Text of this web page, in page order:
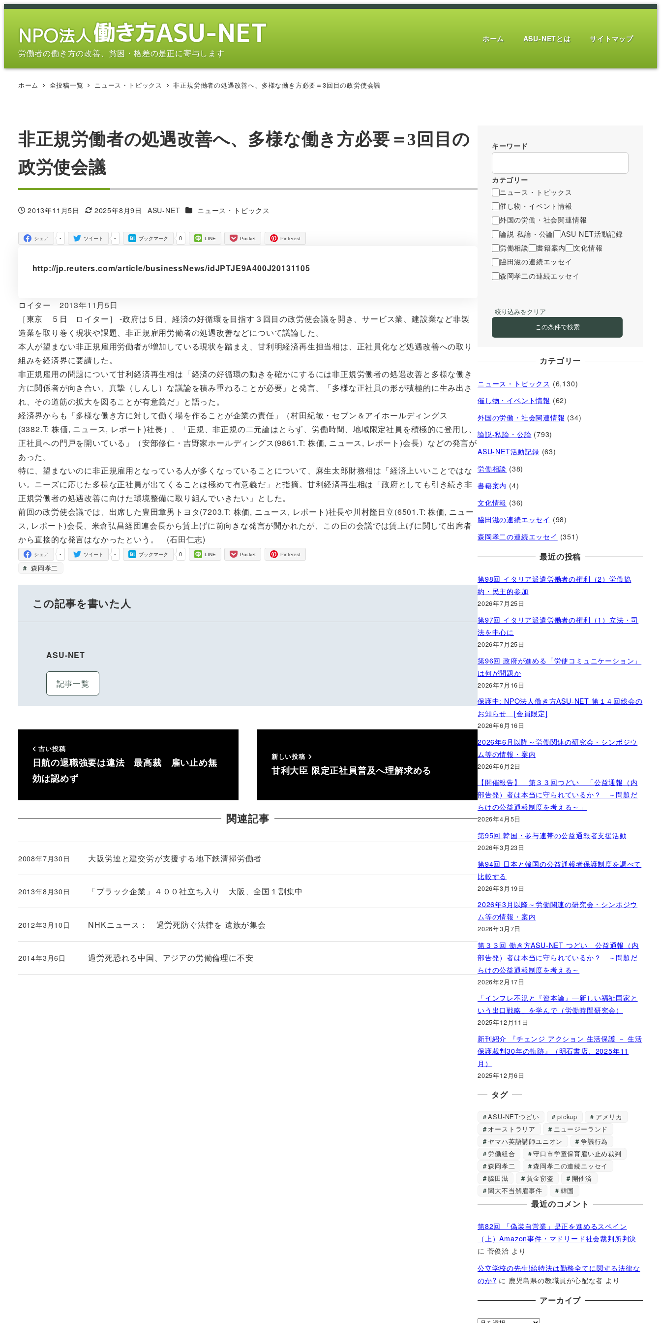
メ
労働者の働き方の改善、貧困・格差の是正に寄与します
ホーム ASU-NETとは サイトマップ
ホーム 全投稿一覧 ニュース・トピックス 非正規労働者の処遇改善へ、多様な働き方必要＝3回目の政労使会議
非正規労働者の処遇改善へ、多様な働き方必要＝3回目の
政労使会議
投稿日
2013年11月5日
更新日
2025年8月9日
著
ASU-NET カテゴリー
ニュース・トピックス
-
シェア -
ツイート 0
ブックマーク LINE Pocket Pinterest
http://jp.reuters.com/article/businessNews/idJPTJE9A400J20131105
ロイター 2013年11月5日
［東京 ５日 ロイター］ -政府は５日、経済の好循環を目指す３回目の政労使会議を開き、サービス業、建設業など非製
造業を取り巻く現状や課題、非正規雇用労働者の処遇改善などについて議論した。
本人が望まない非正規雇用労働者が増加している現状を踏まえ、甘利明経済再生担当相は、正社員化など処遇改善への取り
組みを経済界に要請した。
非正規雇用の問題について甘利経済再生相は「経済の好循環の動きを確かにするには非正規労働者の処遇改善と多様な働き
方に関係者が向き合い、真摯（しんし）な議論を積み重ねることが必要」と発言。「多様な正社員の形が積極的に生み出さ
れ、その道筋の拡大を図ることが有意義だ」と語った。
経済界からも「多様な働き方に対して働く場を作ることが企業の責任」（村田紀敏・セブン＆アイホールディングス
(3382.T: 株価, ニュース, レポート)社長）、「正規、非正規の二元論はとらず、労働時間、地域限定社員を積極的に登用し、
正社員への門戸を開いている」（安部修仁・吉野家ホールディングス(9861.T: 株価, ニュース, レポート)会長）などの発言が
あった。
特に、望まないのに非正規雇用となっている人が多くなっていることについて、麻生太郎財務相は「経済上いいことではな
い。ニーズに応じた多様な正社員が出てくることは極めて有意義だ」と指摘。甘利経済再生相は「政府としても引き続き非
正規労働者の処遇改善に向けた環境整備に取り組んでいきたい」とした。
前回の政労使会議では、出席した豊田章男トヨタ(7203.T: 株価, ニュース, レポート)社長や川村隆日立(6501.T: 株価, ニュー
ス, レポート)会長、米倉弘昌経団連会長から賃上げに前向きな発言が聞かれたが、この日の会議では賃上げに関して出席者
から直接的な発言はなかったという。 (石田仁志)
-
シェア -
ツイート 0
ブックマーク LINE Pocket Pinterest
森岡孝二
この記事を書いた人
ASU-NET
記事一覧
古い投稿
日航の退職強要は違法 最高裁 雇い止め無
効は認めず
新しい投稿
甘利大臣 限定正社員普及へ理解求める
関連記事
大阪労連と建交労が支援する地下鉄清掃労働者
投稿日
2008年7月30日
「ブラック企業」４００社立ち入り 大阪、全国１割集中
投稿日
2013年8月30日
NHKニュース： 過労死防ぐ法律を 遺族が集会
投稿日
2012年3月10日
過労死恐れる中国、アジアの労働倫理に不安
投稿日
2014年3月6日
キーワード
カテゴリー
ニュース・トピックス
催し物・イベント情報
外国の労働・社会関連情報
論説-私論・公論
ASU-NET活動記録
労働相談
書籍案内
文化情報
脇田滋の連続エッセイ
森岡孝二の連続エッセイ
絞り込みをクリア
この条件で検索
カテゴリー
ニュース・トピックス (6,130)
催し物・イベント情報 (62)
外国の労働・社会関連情報 (34)
論説-私論・公論 (793)
ASU-NET活動記録 (63)
労働相談 (38)
書籍案内 (4)
文化情報 (36)
脇田滋の連続エッセイ (98)
森岡孝二の連続エッセイ (351)
最近の投稿
第98回 イタリア派遣労働者の権利（2）労働協
約・民主的参加
2026年7月25日
第97回 イタリア派遣労働者の権利（1）立法・司
法を中心に
2026年7月25日
第96回 政府が進める「労使コミュニケーション」
は何が問題か
2026年7月16日
保護中: NPO法人働き方ASU-NET 第１４回総会の
お知らせ [会員限定]
2026年6月16日
2026年6月以降～労働関連の研究会・シンポジウ
ム等の情報・案内
2026年6月2日
【開催報告】 第３３回つどい 「公益通報（内
部告発）者は本当に守られているか？ ～問題だ
らけの公益通報制度を考える～」
2026年4月5日
第95回 韓国・参与連帯の公益通報者支援活動
2026年3月23日
第94回 日本と韓国の公益通報者保護制度を調べて
比較する
2026年3月19日
2026年3月以降～労働関連の研究会・シンポジウ
ム等の情報・案内
2026年3月7日
第３３回 働き方ASU-NET つどい 公益通報（内
部告発）者は本当に守られているか？ ～問題だ
らけの公益通報制度を考える～
2026年2月17日
「インフレ不況と『資本論』―新しい福祉国家と
いう出口戦略」を学んで（労働時間研究会）
2025年12月11日
新刊紹介 『チェンジ アクション 生活保護 － 生活
保護裁判30年の軌跡』（明石書店、2025年11
月）
2025年12月6日
タグ
ASU-NETつどい pickup
アメリカ
オーストラリア
ニュージーランド
ヤマハ英語講師ユニオン
争議行為
労働組合
守口市学童保育雇い止め裁判
森岡孝二
森岡孝二の連続エッセイ
脇田滋
賃金窃盗
開催済
関大不当解雇事件
韓国
最近のコメント
第82回 「偽装自営業」是正を進めるスペイン
（上）Amazon事件・マドリード社会裁判所判決
に 菅俊治 より
公立学校の先生!給特法は勤務全てに関する法律な
のか? に 鹿児島県の教職員が心配な者 より
アーカイブ